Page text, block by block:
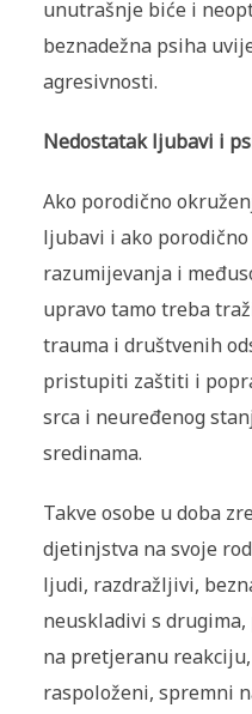
unutrašnje biće i
beznadežna psiha
agresivnosti.
Nedostatak ljubavi i
Ako porodično
ljubavi i ako
razumijevanja i
upravo tamo treba
trauma i društvenih
pristupiti zaštiti i
srca i neuređenog
sredinama.
Takve osobe u doba
djetinjstva na svoje
ljudi, razdražljivi,
neuskladivi s
na pretjeranu
raspoloženi, spremni